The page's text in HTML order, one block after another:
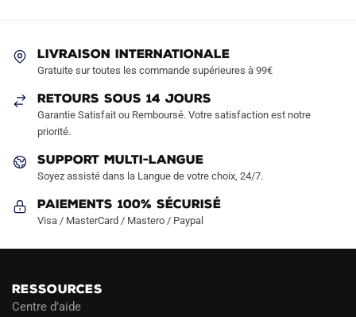
choisies
la
page
produit
page
LIVRAISON INTERNATIONALE
Gratuite sur toutes les commande supérieures à 99€
RETOURS SOUS 14 JOURS
Garantie Satisfait ou Remboursé. Votre satisfaction est notre
priorité.
SUPPORT MULTI-LANGUE
Soyez assisté dans la Langue de votre choix, 24/7.
Paiements 100% Sécurisé
Visa / MasterCard / Mastero / Paypal
RESSOURCES
Centre d’aide